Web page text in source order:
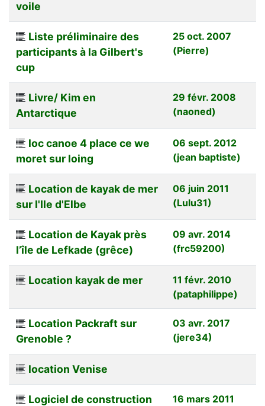
voile
Liste préliminaire des
participants à la Gilbert's
cup
25 oct. 2007
(Pierre)
Livre/ Kim en
Antarctique
29 févr. 2008
(naoned)
loc canoe 4 place ce we
moret sur loing
06 sept. 2012
(jean baptiste)
Location de kayak de mer
sur l'Ile d'Elbe
06 juin 2011
(Lulu31)
Location de Kayak près
l’île de Lefkade (grêce)
09 avr. 2014
(frc59200)
Location kayak de mer
11 févr. 2010
(pataphilippe)
Location Packraft sur
Grenoble ?
03 avr. 2017
(jere34)
location Venise
Logiciel de construction
16 mars 2011